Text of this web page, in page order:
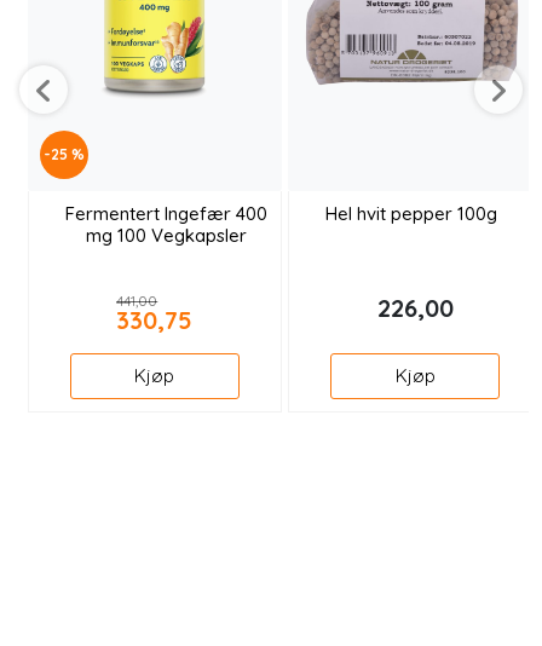
-25 %
Fermentert Ingefær 400
mg 100 Vegkapsler
441,00
330,75
Kjøp
Hel hvit pepper 100g
226,00
Kjøp